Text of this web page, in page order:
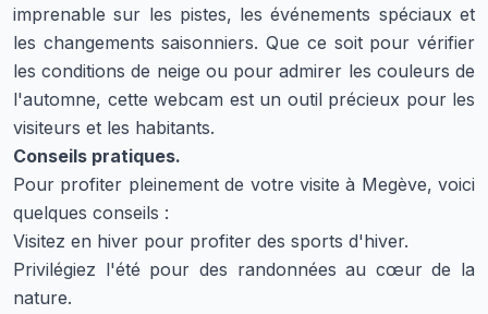
imprenable sur les pistes, les événements spéciaux et
les changements saisonniers. Que ce soit pour vérifier
les conditions de neige ou pour admirer les couleurs de
l'automne, cette webcam est un outil précieux pour les
visiteurs et les habitants.
Conseils pratiques.
Pour profiter pleinement de votre visite à Megève, voici
quelques conseils :
Visitez en hiver pour profiter des sports d'hiver.
Privilégiez l'été pour des randonnées au cœur de la
nature.